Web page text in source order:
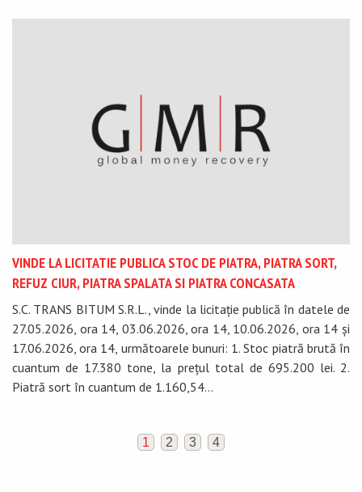
VINDE LA LICITATIE PUBLICA STOC DE PIATRA, PIATRA SORT,
REFUZ CIUR, PIATRA SPALATA SI PIATRA CONCASATA
S.C. TRANS BITUM S.R.L., vinde la licitație publică în datele de
27.05.2026, ora 14, 03.06.2026, ora 14, 10.06.2026, ora 14 și
17.06.2026, ora 14, următoarele bunuri: 1. Stoc piatră brută în
cuantum de 17.380 tone, la prețul total de 695.200 lei. 2.
Piatră sort în cuantum de 1.160,54...
1 2 3 4